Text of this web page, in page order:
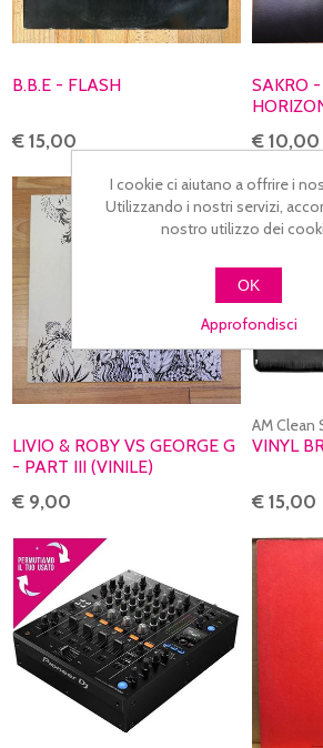
B.B.E - FLASH
€ 15,00
SAKRO
€ 10,00
LIVIO & ROBY VS GEORGE G
- PART III (VINILE)
€ 9,00
AM Clean
VINYL
€ 15,00
I cookie ci aiutano a offrire i
Utilizzando i nostri servizi,
nostro utilizzo dei
OK
Approfondisci